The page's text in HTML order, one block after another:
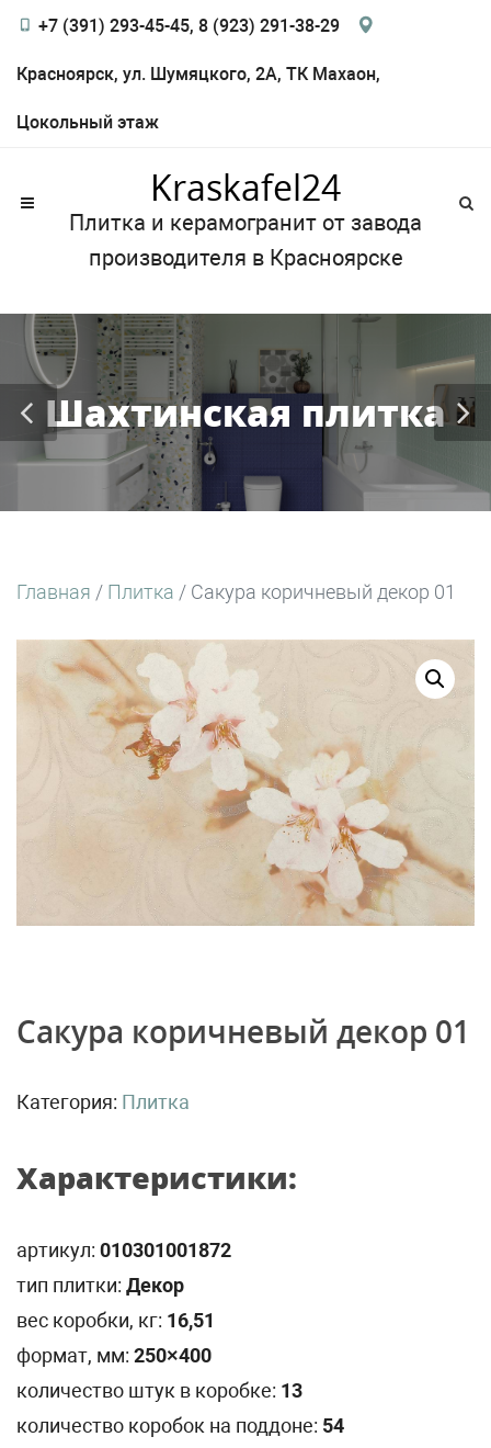
+7 (391) 293-45-45, 8 (923) 291-38-29
Красноярск, ул. Шумяцкого, 2А, ТК Махаон,
Цокольный этаж
Kraskafel24
Плитка и керамогранит от завода
производителя в Красноярске
Шахтинская плитка
Главная / Плитка / Сакура коричневый декор 01
Сакура коричневый декор 01
Категория: Плитка
Характеристики:
артикул: 010301001872
тип плитки: Декор
вес коробки, кг: 16,51
формат, мм: 250×400
количество штук в коробке: 13
количество коробок на поддоне: 54